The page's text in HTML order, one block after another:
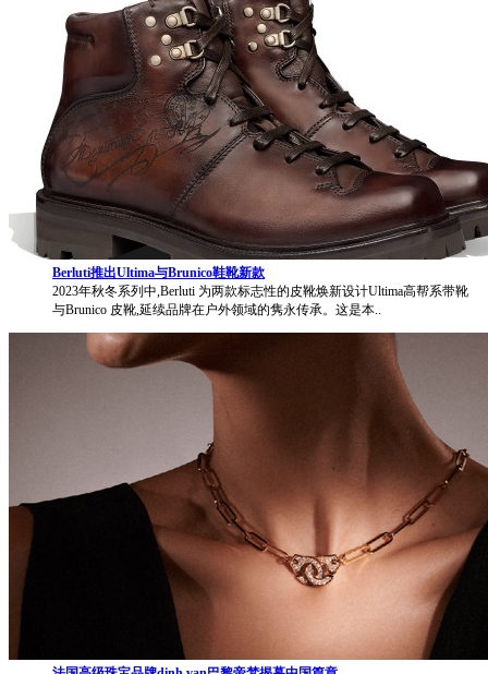
Berluti推出Ultima与Brunico鞋靴新款
2023年秋冬系列中,Berluti 为两款标志性的皮靴焕新设计Ultima高帮系带靴
与Brunico 皮靴,延续品牌在户外领域的隽永传承。这是本..